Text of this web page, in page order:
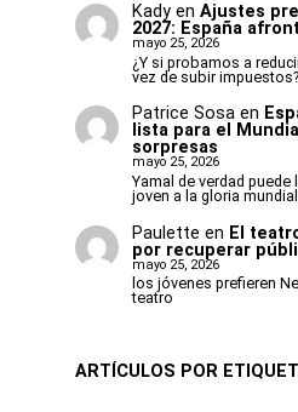
Kady en Ajustes
2027: España
mayo 25, 2026
¿Y si probamos a
vez de subir impuestos?
Patrice Sosaen
lista para el
sorpresas
mayo 25, 2026
Yamal de verdad puede
joven a la gloria mundial
Paulette en El
por recuperar
mayo 25, 2026
los jóvenes prefieren
teatro
ARTÍCULOS POR